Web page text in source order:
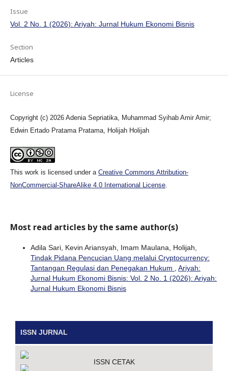
Issue
Vol. 2 No. 1 (2026): Ariyah: Jurnal Hukum Ekonomi Bisnis
Section
Articles
License
Copyright (c) 2026 Adenia Sepriatika, Muhammad Syihab Amir Amir;
Edwin Ertado Pratama Pratama, Holijah Holijah
This work is licensed under a Creative Commons Attribution-
NonCommercial-ShareAlike 4.0 International License.
Most read articles by the same author(s)
Adila Sari, Kevin Ariansyah, ⁠Imam Maulana, Holijah,
Tindak Pidana Pencucian Uang melalui Cryptocurrency:
Tantangan Regulasi dan Penegakan Hukum , Ariyah:
Jurnal Hukum Ekonomi Bisnis: Vol. 2 No. 1 (2026): Ariyah:
Jurnal Hukum Ekonomi Bisnis
ISSN JURNAL
ISSN CETAK